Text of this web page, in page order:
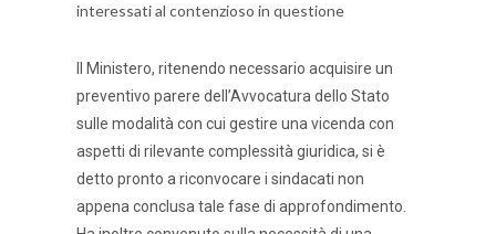
interessati al contenzioso in questione
Il Ministero, ritenendo necessario acquisire un
preventivo parere dell’Avvocatura dello Stato
sulle modalità con cui gestire una vicenda con
aspetti di rilevante complessità giuridica, si è
detto pronto a riconvocare i sindacati non
appena conclusa tale fase di approfondimento.